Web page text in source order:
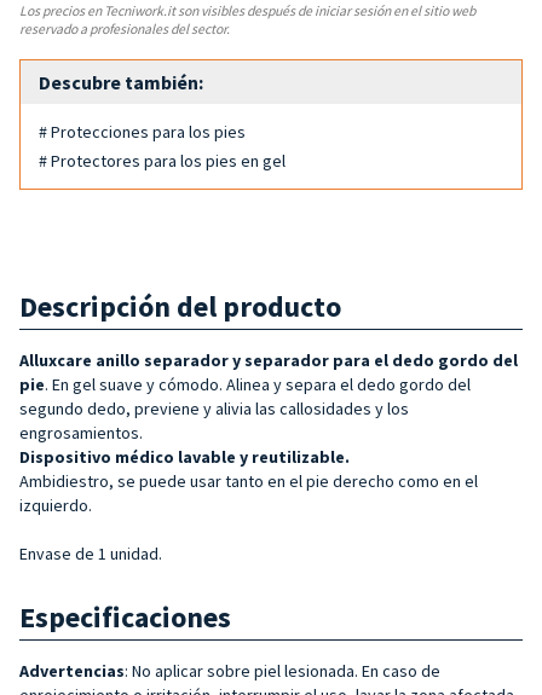
Los precios en Tecniwork.it son visibles después de iniciar sesión en el sitio web
reservado a profesionales del sector.
Descubre también:
# Protecciones para los pies
# Protectores para los pies en gel
Descripción del producto
Alluxcare anillo separador y separador para el dedo gordo del
pie. En gel suave y cómodo. Alinea y separa el dedo gordo del
segundo dedo, previene y alivia las callosidades y los
engrosamientos.
Dispositivo médico lavable y reutilizable.
Ambidiestro, se puede usar tanto en el pie derecho como en el
izquierdo.
Envase de 1 unidad.
Especificaciones
Advertencias: No aplicar sobre piel lesionada. En caso de